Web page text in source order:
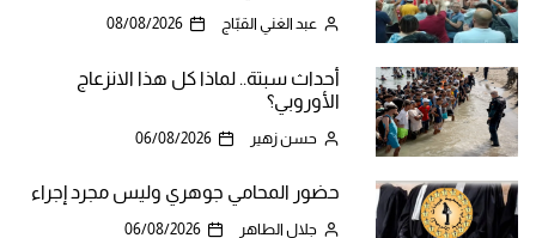
عبد الغني القبّاج 08/08/2026
أحداث سبتة.. لماذا كل هذا الانزعاج
الأوروبي؟
حسن زهير 06/08/2026
حضور المحامي جوهري وليس مجرد إجراء
جلال الطاهر 06/08/2026